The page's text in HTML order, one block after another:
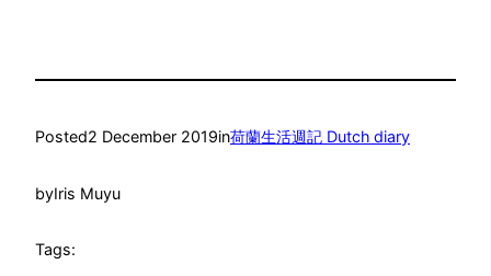
Posted2 December 2019in荷蘭生活週記 Dutch diary
byIris Muyu
Tags: